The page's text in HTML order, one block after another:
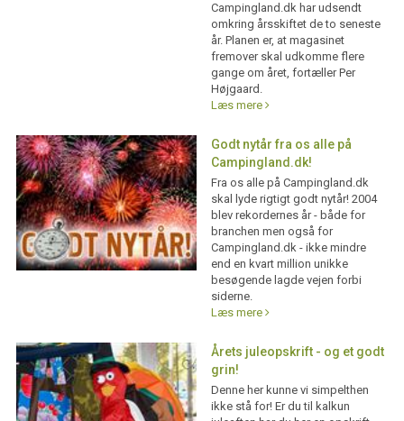
Campingland.dk har udsendt
omkring årsskiftet de to seneste
år. Planen er, at magasinet
fremover skal udkomme flere
gange om året, fortæller Per
Højgaard.
Læs mere
Godt nytår fra os alle på
Campingland.dk!
Fra os alle på Campingland.dk
skal lyde rigtigt godt nytår! 2004
blev rekordernes år - både for
branchen men også for
Campingland.dk - ikke mindre
end en kvart million unikke
besøgende lagde vejen forbi
siderne.
Læs mere
Årets juleopskrift - og et godt
grin!
Denne her kunne vi simpelthen
ikke stå for! Er du til kalkun